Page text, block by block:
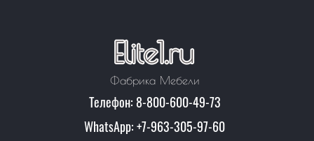
Фабрика Мебели
Телефон: 8-800-600-49-73
WhatsApp: +7-963-305-97-60